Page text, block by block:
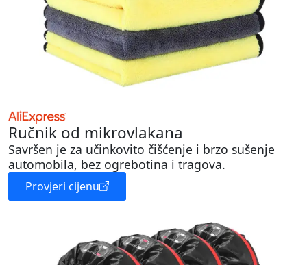
Ručnik od mikrovlakana
Savršen je za učinkovito čišćenje i brzo sušenje
automobila, bez ogrebotina i tragova.
Provjeri cijenu